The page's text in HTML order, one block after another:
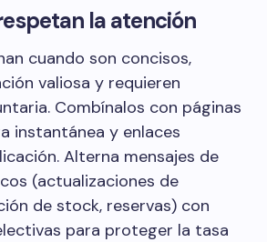
la atención
cuando son concisos,
valiosa y requieren
Combínalos con páginas
instantánea y enlaces
Alterna mensajes de
(actualizaciones de
de stock, reservas) con
para proteger la tasa